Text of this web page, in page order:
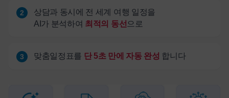
2
상담과 동시에 전 세계 여행 일정을
AI가 분석하여 최적의 동선 으로
3 맞춤일정표를 단 5초 만에 자동 완성 합니다